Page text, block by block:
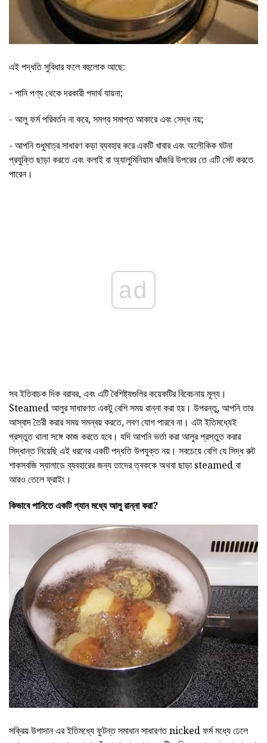
এই পদ্ধতি সুবিধার ফলে বহুলোক আছে:
- পানি পণ্য থেকে দরকারী পদার্থ যায়না;
- আলু ফর্ম পরিবর্তন না করে, সমগ্র সমাপ্ত আকারে এবং সেদ্ধ নয়;
- আপনি শুধুমাত্র সাধারণ কড়া ব্যবহার করে একটি খাবার এবং অলৌকিক ঘটনা
প্রযুক্তি ছাড়া করতে এবং কলাই বা অ্যালুমিনিয়াম ঝাঁজরি উপরের তে এটি সেট করতে
পারেন।
ad
সব ইতিবাচক দিক বরাবর, এবং এটি বৈশিষ্ট্যগুলির কয়েকটির বিবেচনায় মূল্য।
Steamed আলুর সাধারণত একটু বেশি সময় রান্না করা হয়। উপরন্তু, আপনি তার
আস্বাদ তৈরী করার সময় সমন্বয় করতে, লবণ যোগ পারবে না। এটা ইতিমধ্যেই
প্রস্তুত থালা সঙ্গে কাজ করতে হবে। যদি আপনি ভর্তা করা আলুর প্রস্তুত করার
সিদ্ধান্ত নিয়েছি এই ধরনের একটি পদ্ধতি উপযুক্ত নয়। সবচেয়ে বেশি যে সিদ্ধ রুট
শাকসবজি স্যালাডে ব্যবহারের জন্য তাদের ত্বককে অথবা ছাড়া steamed বা
আরও তেলে ফ্রাইং।
কিভাবেপানিতেএকটি প্যান মধ্যে আলু রান্নাকরা?
সক্রিয় উপাদান এর ইতিমধ্যে ফুটন্ত সমাধান সাধারণত nicked ফর্ম মধ্যে ঢেলে